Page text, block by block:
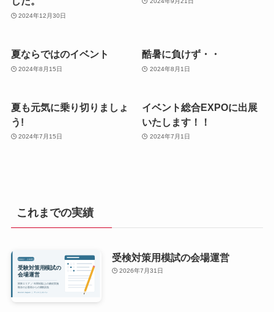
2024年12月30日
夏ならではのイベント
2024年8月15日
酷暑に負けず・・
2024年8月1日
夏も元気に乗り切りましょ
う!
2024年7月15日
イベント総合EXPOに出展
いたします！！
2024年7月1日
これまでの実績
受検対策用模試の会場運営
2026年7月31日